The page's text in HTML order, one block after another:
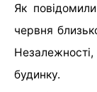
Як
червня
будинку.